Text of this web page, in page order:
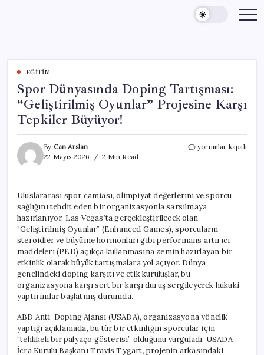
content
EĞITIM
Spor Dünyasında Doping Tartışması:
“Geliştirilmiş Oyunlar” Projesine Karşı
Tepkiler Büyüyor!
By Can Arslan
22 Mayıs 2026
2 Min Read
Spor
Oyunlar”
Projesine
Karşı
Tepkiler
Büyüyor!
için
yorumlar kapalı
Uluslararası spor camiası, olimpiyat değerlerini ve sporcu
sağlığını tehdit eden bir organizasyonla sarsılmaya
hazırlanıyor. Las Vegas’ta gerçekleştirilecek olan
“Geliştirilmiş Oyunlar” (Enhanced Games), sporcuların
steroidler ve büyüme hormonları gibi performans artırıcı
maddeleri (PED) açıkça kullanmasına zemin hazırlayan bir
etkinlik olarak büyük tartışmalara yol açıyor. Dünya
genelindeki doping karşıtı ve etik kuruluşlar, bu
organizasyona karşı sert bir karşı duruş sergileyerek hukuki
yaptırımlar başlatmış durumda.
ABD Anti-Doping Ajansı (USADA), organizasyona yönelik
yaptığı açıklamada, bu tür bir etkinliğin sporcular için
“tehlikeli bir palyaço gösterisi” olduğunu vurguladı. USADA
İcra Kurulu Başkanı Travis Tygart, projenin arkasındaki